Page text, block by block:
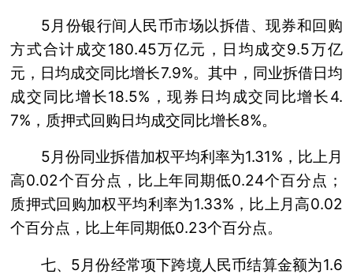
5月份银行间人民币市场以拆借、现券和回购
方式合计成交180.45万亿元，日均成交9.5万亿
元，日均成交同比增长7.9%。其中，同业拆借日均
成交同比增长18.5%，现券日均成交同比增长4.
7%，质押式回购日均成交同比增长8%。
5月份同业拆借加权平均利率为1.31%，比上月
高0.02个百分点，比上年同期低0.24个百分点；
质押式回购加权平均利率为1.33%，比上月高0.02
个百分点，比上年同期低0.23个百分点。
七、5月份经常项下跨境人民币结算金额为1.6